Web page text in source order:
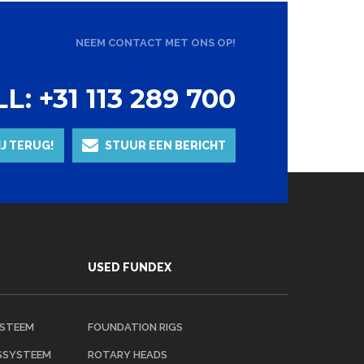
NEEM CONTACT MET ONS OP!
+31 113 289 700
TERUG! STUUR EEN BERICHT
USED FUNDEX
FOUNDATION RIGS
ROTARY HEADS